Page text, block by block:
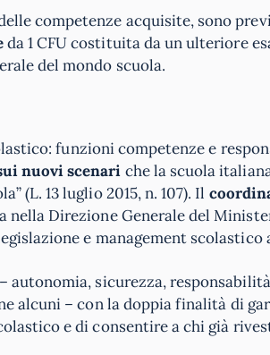
competenze acquisite, sono
da 1 CFU costituita da un ulteriore
del mondo scuola.
funzioni competenze e
nuovi scenari che la scuola
(L. 13 luglio 2015, n. 107). Il
nella Direzione Generale del
e management scolastico
autonomia, sicurezza,
alcuni – con la doppia finalità di
e di consentire a chi già